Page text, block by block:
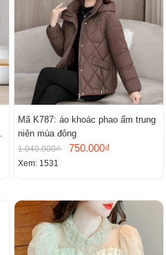
Mã K787: áo khoác phao ấm trung
niên mùa đông
1.040.000₫ 750.000₫
Xem: 1531